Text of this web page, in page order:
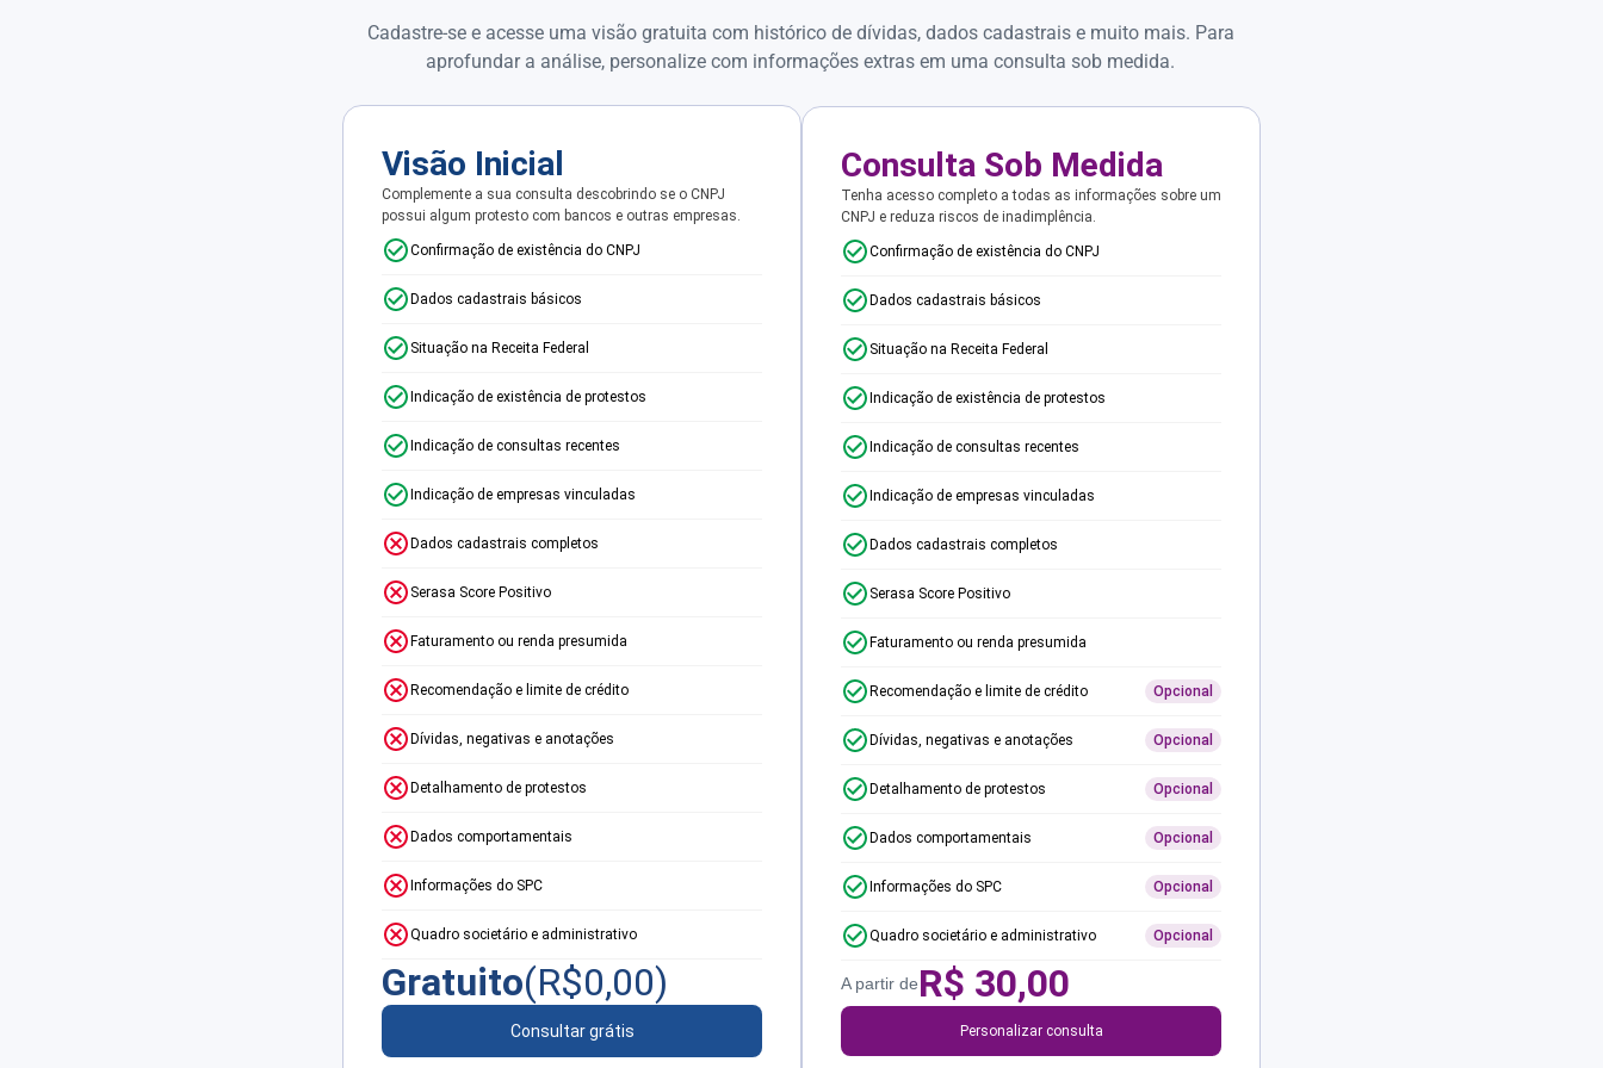
Cadastre-se e acesse uma visão gratuita com histórico de dívidas, dados cadastrais e muito mais. Para
aprofundar a análise, personalize com informações extras em uma consulta sob medida.
Visão Inicial
Complemente a sua consulta descobrindo se o CNPJ
possui algum protesto com bancos e outras empresas.
Confirmação de existência do CNPJ
Dados cadastrais básicos
Situação na Receita Federal
Indicação de existência de protestos
Indicação de consultas recentes
Indicação de empresas vinculadas
Dados cadastrais completos
Serasa Score Positivo
Faturamento ou renda presumida
Recomendação e limite de crédito
Dívidas, negativas e anotações
Detalhamento de protestos
Dados comportamentais
Informações do SPC
Quadro societário e administrativo
Gratuito(R$0,00)
Consultar grátis
Consulta Sob Medida
Tenha acesso completo a todas as informações sobre um
CNPJ e reduza riscos de inadimplência.
Confirmação de existência do CNPJ
Dados cadastrais básicos
Situação na Receita Federal
Indicação de existência de protestos
Indicação de consultas recentes
Indicação de empresas vinculadas
Dados cadastrais completos
Serasa Score Positivo
Faturamento ou renda presumida
Recomendação e limite de crédito Opcional
Dívidas, negativas e anotações Opcional
Detalhamento de protestos Opcional
Dados comportamentais Opcional
Informações do SPC Opcional
Quadro societário e administrativo Opcional
A partir deR$ 30,00
Personalizar consulta